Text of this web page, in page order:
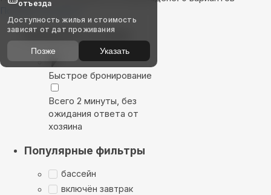
Показать на карте
Выбирайте лучшее
Быстрое бронирование
Всего 2 минуты, без
ожидания ответа от
хозяина
Популярные фильтры
бассейн
включён завтрак
отъезда
Доступность жилья и стоимость
зависят от дат проживания
Позже Указать